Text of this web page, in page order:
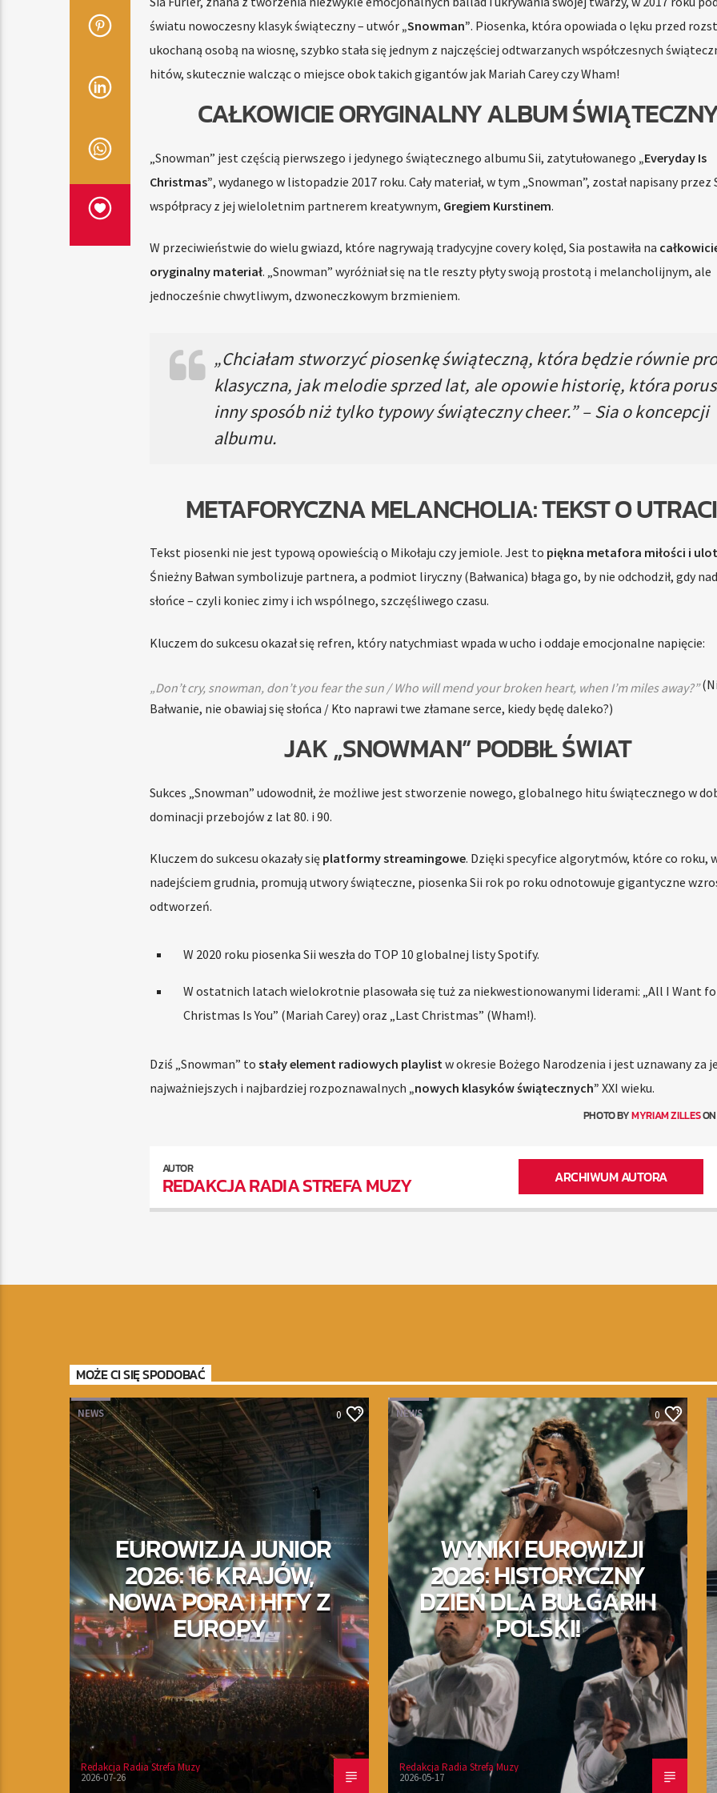
światu nowoczesny klasyk świąteczny – utwór „Snowman”. Piosenka, która opowiada o lęku przed
ukochaną osobą na wiosnę, szybko stała się jednym z najczęściej odtwarzanych współczesnych
hitów, skutecznie walcząc o miejsce obok takich gigantów jak Mariah Carey czy Wham!
CAŁKOWICIE ORYGINALNY ALBUM
„Snowman” jest częścią pierwszego i jedynego świątecznego albumu Sii, zatytułowanego „Everyday Is
Christmas”, wydanego w listopadzie 2017 roku. Cały materiał, w tym „Snowman”, został napisany przez
współpracy z jej wieloletnim partnerem kreatywnym, Gregiem Kurstinem.
W przeciwieństwie do wielu gwiazd, które nagrywają tradycyjne covery kolęd, Sia postawiła na
oryginalny materiał. „Snowman” wyróżniał się na tle reszty płyty swoją prostotą i melancholijnym, ale
jednocześnie chwytliwym, dzwoneczkowym brzmieniem.
„Chciałam stworzyć piosenkę świąteczną, która będzie równie
klasyczna, jak melodie sprzed lat, ale opowie historię, która
inny sposób niż tylko typowy świąteczny cheer.” – Sia o koncepcji
albumu.
METAFORYCZNA MELANCHOLIA: TEKST O
Tekst piosenki nie jest typową opowieścią o Mikołaju czy jemiole. Jest to piękna metafora miłości i
Śnieżny Bałwan symbolizuje partnera, a podmiot liryczny (Bałwanica) błaga go, by nie odchodził, gdy
słońce – czyli koniec zimy i ich wspólnego, szczęśliwego czasu.
Kluczem do sukcesu okazał się refren, który natychmiast wpada w ucho i oddaje emocjonalne napięcie:
„Don’t cry, snowman, don’t you fear the sun / Who will mend your broken heart, when I’m miles away?”
Bałwanie, nie obawiaj się słońca / Kto naprawi twe złamane serce, kiedy będę daleko?)
JAK „SNOWMAN” PODBIŁ ŚWIAT
Sukces „Snowman” udowodnił, że możliwe jest stworzenie nowego, globalnego hitu świątecznego w
dominacji przebojów z lat 80. i 90.
Kluczem do sukcesu okazały się platformy streamingowe. Dzięki specyfice algorytmów, które co roku,
nadejściem grudnia, promują utwory świąteczne, piosenka Sii rok po roku odnotowuje gigantyczne
odtworzeń.
W 2020 roku piosenka Sii weszła do TOP 10 globalnej listy Spotify.
W ostatnich latach wielokrotnie plasowała się tuż za niekwestionowanymi liderami: „All I Want
Christmas Is You” (Mariah Carey) oraz „Last Christmas” (Wham!).
Dziś „Snowman” to stały element radiowych playlist w okresie Bożego Narodzenia i jest uznawany za
najważniejszych i najbardziej rozpoznawalnych „nowych klasyków świątecznych” XXI wieku.
PHOTO BYMYRIAM ZILLES
AUTOR
REDAKCJA RADIA STREFA MUZY ARCHIWUM AUTORA
MOŻE CI SIĘ SPODOBAĆ
NEWS 0
EUROWIZJA JUNIOR
2026: 16 KRAJÓW,
NOWA PORA I HITY Z
EUROPY
Redakcja Radia Strefa Muzy
2026-07-26
NEWS 0
WYNIKI EUROWIZJI
2026: HISTORYCZNY
DZIEŃ DLA BUŁGARII I
POLSKI!
Redakcja Radia Strefa Muzy
2026-05-17